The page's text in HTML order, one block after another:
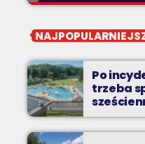
Wakacyjny
to najgorętsze hity
perełki,
nowości i premiery
z wakacji!
Po
trzeba
praca”